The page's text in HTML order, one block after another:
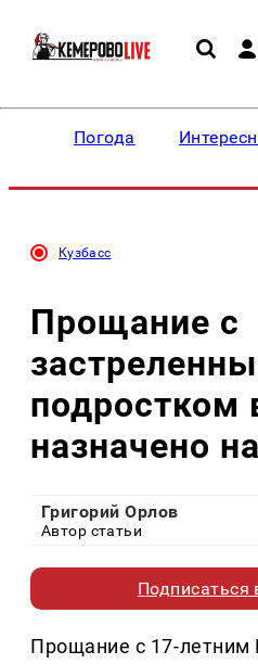
Погода
Кузбасс
Прощание с
подростком
назначено
Григорий Орлов
Автор статьи
Подписаться
Прощание с 17-